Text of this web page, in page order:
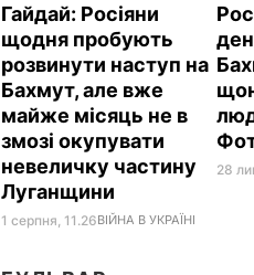
Гайдай: Росіяни
щодня пробують
розвинути наступ на
Бахмут, але вже
майже місяць не в
змозі окупувати
невеличку частину
Луганщини
1 серпня, 11.26ВІЙНА В УКРАЇНІ
28